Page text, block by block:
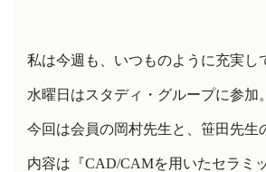
私は今週も、いつものように充実し
水曜日はスタディ・グループに参加。
今回は会員の岡村先生と、笹田先生
内容は『CAD/CAMを用いたセラミ